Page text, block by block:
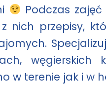
Podczas
z nich przepisy,
w terenie jak i w